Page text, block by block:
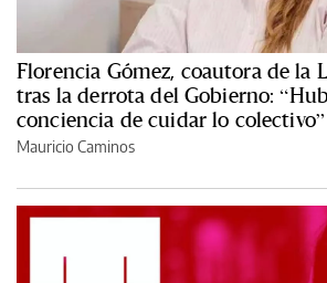
Florencia Gómez, coautora de la
tras la derrota del Gobierno:
conciencia de cuidar lo colectivo”
Mauricio Caminos